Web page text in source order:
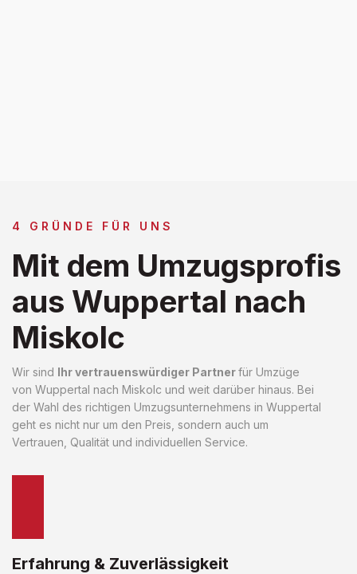
4 GRÜNDE FÜR UNS
Mit dem Umzugsprofis
aus Wuppertal nach
Miskolc
Wir sind Ihr vertrauenswürdiger Partnerfür Umzüge
von Wuppertal nach Miskolc und weit darüber hinaus. Bei
der Wahl des richtigen Umzugsunternehmens in Wuppertal
geht es nicht nur um den Preis, sondern auch um
Vertrauen, Qualität und individuellen Service.
Erfahrung & Zuverlässigkeit